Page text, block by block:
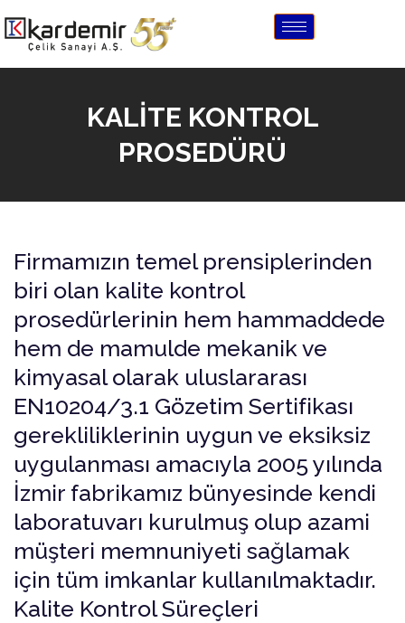
KALİTE KONTROL
PROSEDÜRÜ
Firmamızın temel prensiplerinden
biri olan kalite kontrol
prosedürlerinin hem hammaddede
hem de mamulde mekanik ve
kimyasal olarak uluslararası
EN10204/3.1 Gözetim Sertifikası
gerekliliklerinin uygun ve eksiksiz
uygulanması amacıyla 2005 yılında
İzmir fabrikamız bünyesinde kendi
laboratuvarı kurulmuş olup azami
müşteri memnuniyeti sağlamak
için tüm imkanlar kullanılmaktadır.
Kalite Kontrol Süreçleri